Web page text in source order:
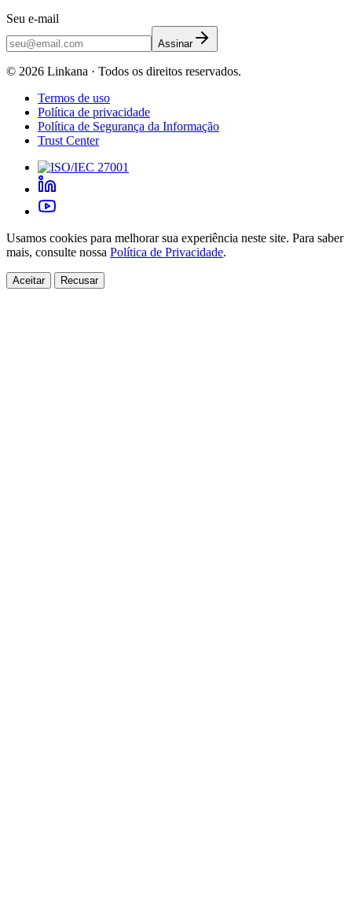
Seu e-mail
Assinar
© 2026 Linkana · Todos os direitos reservados.
Termos de uso
Política de privacidade
Política de Segurança da Informação
Trust Center
Usamos cookies para melhorar sua experiência neste site. Para saber
mais, consulte nossa Política de Privacidade.
Aceitar Recusar